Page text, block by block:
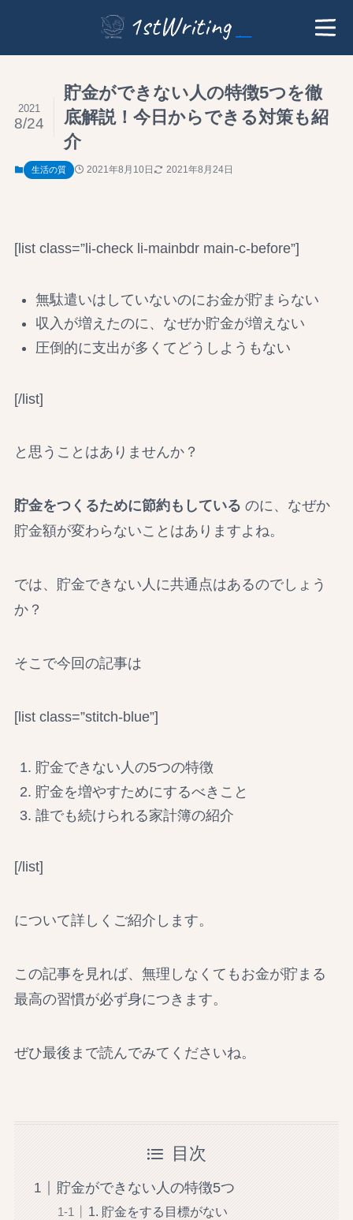
1stWriting
貯金ができない人の特徴5つを徹
底解説！今日からできる対策も紹
介
2021
8/24
生活の質 2021年8月10日 2021年8月24日
[list class=”li-check li-mainbdr main-c-before”]
無駄遣いはしていないのにお金が貯まらない
収入が増えたのに、なぜか貯金が増えない
圧倒的に支出が多くてどうしようもない
[/list]
と思うことはありませんか？
貯金をつくるために節約もしている のに、なぜか
貯金額が変わらないことはありますよね。
では、貯金できない人に共通点はあるのでしょう
か？
そこで今回の記事は
[list class=”stitch-blue”]
貯金できない人の5つの特徴
貯金を増やすためにするべきこと
誰でも続けられる家計簿の紹介
[/list]
について詳しくご紹介します。
この記事を見れば、無理しなくてもお金が貯まる
最高の習慣が必ず身につきます。
ぜひ最後まで読んでみてくださいね。
目次
貯金ができない人の特徴5つ
1. 貯金をする目標がない